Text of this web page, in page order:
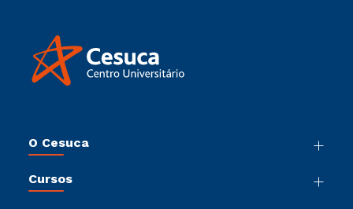
O Cesuca
Sala de Imprensa
Cursos